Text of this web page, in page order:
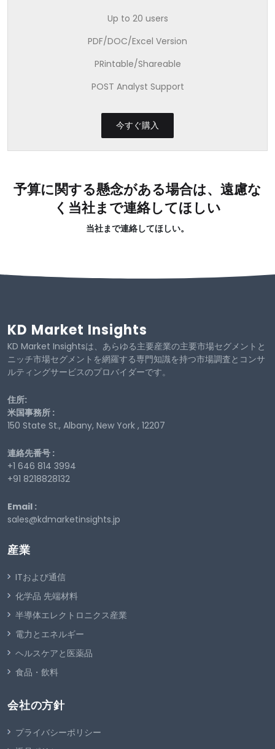
Up to 20 users
PDF/DOC/Excel Version
PRintable/Shareable
POST Analyst Support
今すぐ購入
予算に関する懸念がある場合は、遠慮な
く当社まで連絡してほしい
当社まで連絡してほしい。
KD Market Insights
KD Market Insightsは、あらゆる主要産業の主要市場セグメントと
ニッチ市場セグメントを網羅する専門知識を持つ市場調査とコンサ
ルティングサービスのプロバイダーです。
住所:
米国事務所 :
150 State St., Albany, New York , 12207
連絡先番号 :
+1 646 814 3994
+91 8218828132
Email :
sales@kdmarketinsights.jp
産業
ITおよび通信
化学品 先端材料
半導体エレクトロニクス産業
電力とエネルギー
ヘルスケアと医薬品
食品・飲料
会社の方針
プライバシーポリシー